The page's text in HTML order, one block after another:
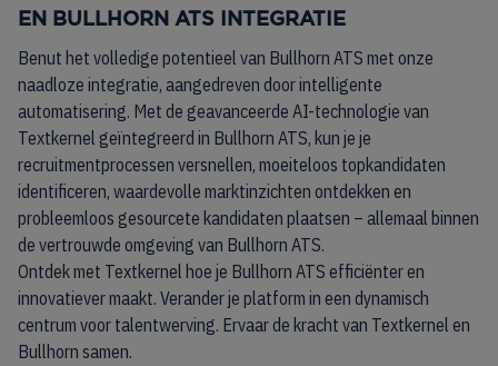
EN BULLHORN ATS INTEGRATIE
Benut het volledige potentieel van Bullhorn ATS met onze
naadloze integratie, aangedreven door intelligente
automatisering. Met de geavanceerde AI-technologie van
Textkernel geïntegreerd in Bullhorn ATS, kun je je
recruitmentprocessen versnellen, moeiteloos topkandidaten
identificeren, waardevolle marktinzichten ontdekken en
probleemloos gesourcete kandidaten plaatsen – allemaal binnen
de vertrouwde omgeving van Bullhorn ATS.
Ontdek met Textkernel hoe je Bullhorn ATS efficiënter en
innovatiever maakt. Verander je platform in een dynamisch
centrum voor talentwerving. Ervaar de kracht van Textkernel en
Bullhorn samen.